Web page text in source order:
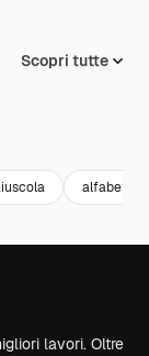
Scopri tutte
alfabetico
lavori. Oltre